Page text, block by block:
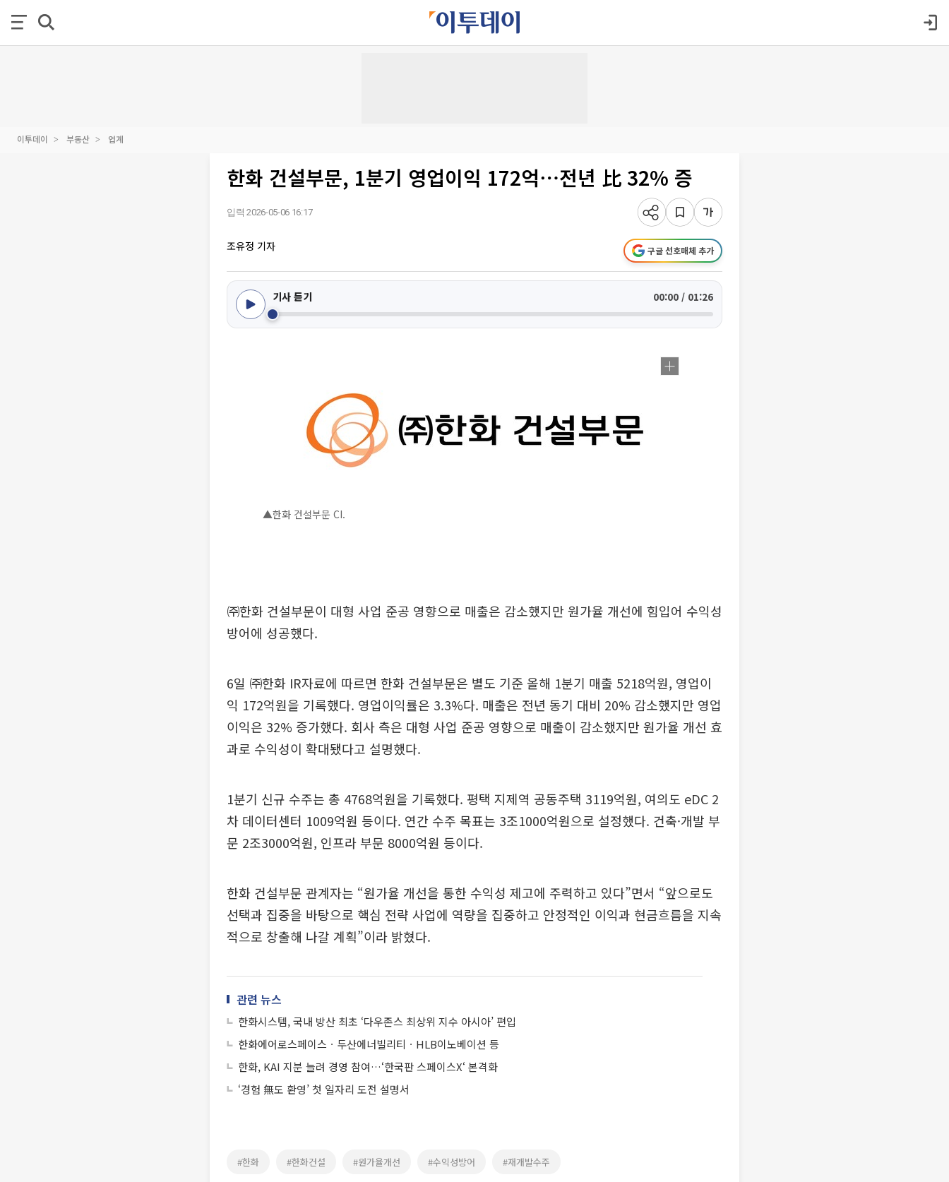
이투데이 부동산 업계
한화 건설부문, 1분기 영업이익 172억⋯전년 比 32% 증
입력 2026-05-06 16:17
조유정 기자 구글 선호매체 추가
기사 듣기 00:00 / 01:26
▲한화 건설부문 CI.
㈜한화 건설부문이 대형 사업 준공 영향으로 매출은 감소했지만 원가율 개선에 힘입어 수익성
방어에 성공했다.
6일 ㈜한화 IR자료에 따르면 한화 건설부문은 별도 기준 올해 1분기 매출 5218억원, 영업이
익 172억원을 기록했다. 영업이익률은 3.3%다. 매출은 전년 동기 대비 20% 감소했지만 영업
이익은 32% 증가했다. 회사 측은 대형 사업 준공 영향으로 매출이 감소했지만 원가율 개선 효
과로 수익성이 확대됐다고 설명했다.
1분기 신규 수주는 총 4768억원을 기록했다. 평택 지제역 공동주택 3119억원, 여의도 eDC 2
차 데이터센터 1009억원 등이다. 연간 수주 목표는 3조1000억원으로 설정했다. 건축·개발 부
문 2조3000억원, 인프라 부문 8000억원 등이다.
한화 건설부문 관계자는 “원가율 개선을 통한 수익성 제고에 주력하고 있다”면서 “앞으로도
선택과 집중을 바탕으로 핵심 전략 사업에 역량을 집중하고 안정적인 이익과 현금흐름을 지속
적으로 창출해 나갈 계획”이라 밝혔다.
관련 뉴스
한화시스템, 국내 방산 최초 ‘다우존스 최상위 지수 아시아’ 편입
한화에어로스페이스ㆍ두산에너빌리티ㆍHLB이노베이션 등
한화, KAI 지분 늘려 경영 참여…‘한국판 스페이스X‘ 본격화
‘경험 無도 환영’ 첫 일자리 도전 설명서
#한화 #한화건설 #원가율개선 #수익성방어 #재개발수주